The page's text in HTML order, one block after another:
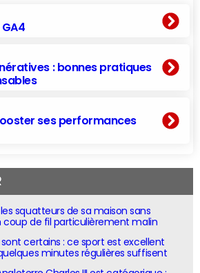
: bonnes pratiques
ses performances
squatteurs de sa maison sans
coup de fil particulièrement malin
certains : ce sport est excellent
minutes régulières suffisent